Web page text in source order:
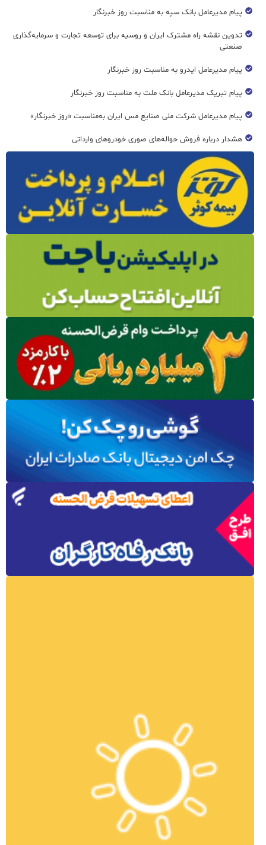
پیام مدیرعامل بانک سپه به مناسبت روز خبرنگار
تدوین نقشه راه مشترک ایران و روسیه برای توسعه تجارت و سرمایه‌گذاری
صنعتی
پیام مدیرعامل ایدرو به مناسبت روز خبرنگار
پیام تبریک مدیرعامل بانک ملت به مناسبت روز خبرنگار
پیام مدیرعامل شرکت ملی صنایع مس ایران به‌مناسبت «روز خبرنگار»
هشدار درباره فروش حواله‌های صوری خودروهای وارداتی